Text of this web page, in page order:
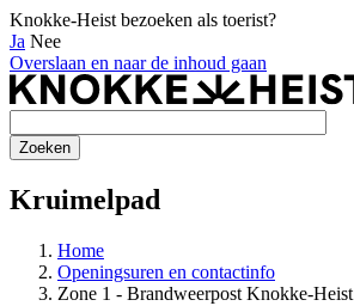
Knokke-Heist bezoeken als toerist?
Ja Nee
Overslaan en naar de inhoud gaan
Kruimelpad
Home
Openingsuren en contactinfo
Zone 1 - Brandweerpost Knokke-Heist